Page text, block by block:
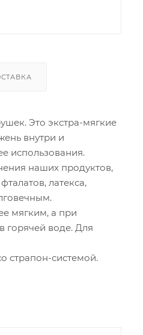
Это экстра-мягкие
внутри и
использования.
наших продуктов,
латекса,
мягким, а при
горячей воде. Для
страпон-системой.